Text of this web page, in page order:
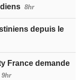
8hr
depuis le
France demande
9hr